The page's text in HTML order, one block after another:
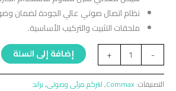
نظام اتصال صوتي عالي الجودة لضمان
ملحقات التثبيت والتركيب الأساسية.
-
+ إضافة إلى السلة
التصنيفات: Commax
,انتركم مرئى وصوتى,براند